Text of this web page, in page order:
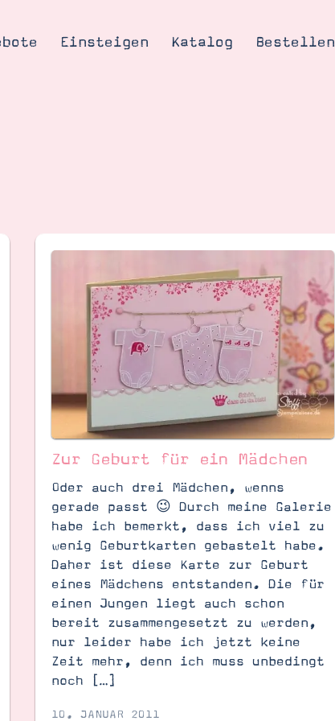
Einsteigen Katalog Bestellen
erklärt
Stampin’ Up!
SUCHE
Zur Geburt für ein Mädchen
Oder auch drei Mädchen, wenns
gerade passt 😉 Durch meine Galerie
habe ich bemerkt, dass ich viel zu
wenig Geburtkarten gebastelt habe.
Daher ist diese Karte zur Geburt
eines Mädchens entstanden. Die für
einen Jungen liegt auch schon
bereit zusammengesetzt zu werden,
nur leider habe ich jetzt keine
Zeit mehr, denn ich muss unbedingt
noch […]
10. JANUAR 2011